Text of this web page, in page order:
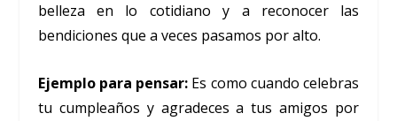
belleza en lo cotidiano y a reconocer las
bendiciones que a veces pasamos por alto.
Ejemplo para pensar: Es como cuando celebras
tu cumpleaños y agradeces a tus amigos por